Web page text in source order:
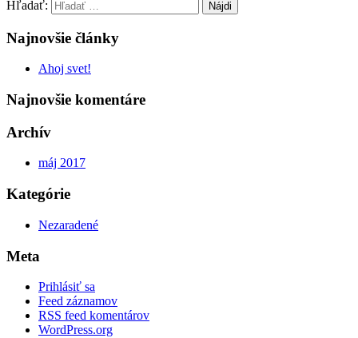
Hľadať:
Najnovšie články
Ahoj svet!
Najnovšie komentáre
Archív
máj 2017
Kategórie
Nezaradené
Meta
Prihlásiť sa
Feed záznamov
RSS feed komentárov
WordPress.org